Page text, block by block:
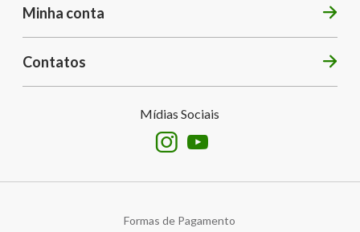
Minha conta
Contatos
Formas de Pagamento